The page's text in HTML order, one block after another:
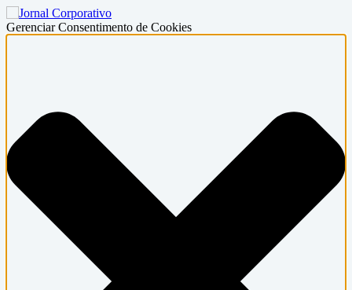
Gerenciar Consentimento de Cookies